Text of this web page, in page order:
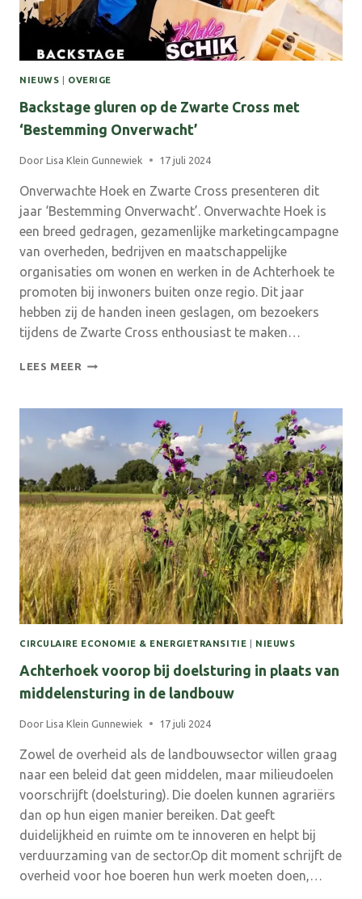
NIEUWS OVERIGE
Backstage gluren op de Zwarte Cross met
‘Bestemming Onverwacht’
Door Lisa Klein Gunnewiek 17 juli 2024
Onverwachte Hoek en Zwarte Cross presenteren dit
jaar ‘Bestemming Onverwacht’. Onverwachte Hoek is
een breed gedragen, gezamenlijke marketingcampagne
van overheden, bedrijven en maatschappelijke
organisaties om wonen en werken in de Achterhoek te
promoten bij inwoners buiten onze regio. Dit jaar
hebben zij de handen ineen geslagen, om bezoekers
tijdens de Zwarte Cross enthousiast te maken…
LEES MEER BACKSTAGE
DE
ZWARTE
CROSS
‘BESTEMMING
ONVERWACHT’
CIRCULAIRE ECONOMIE & ENERGIETRANSITIE NIEUWS
Achterhoek voorop bij doelsturing in plaats van
middelensturing in de landbouw
Door Lisa Klein Gunnewiek 17 juli 2024
Zowel de overheid als de landbouwsector willen graag
naar een beleid dat geen middelen, maar milieudoelen
voorschrijft (doelsturing). Die doelen kunnen agrariërs
dan op hun eigen manier bereiken. Dat geeft
duidelijkheid en ruimte om te innoveren en helpt bij
verduurzaming van de sector.Op dit moment schrijft de
overheid voor hoe boeren hun werk moeten doen,…